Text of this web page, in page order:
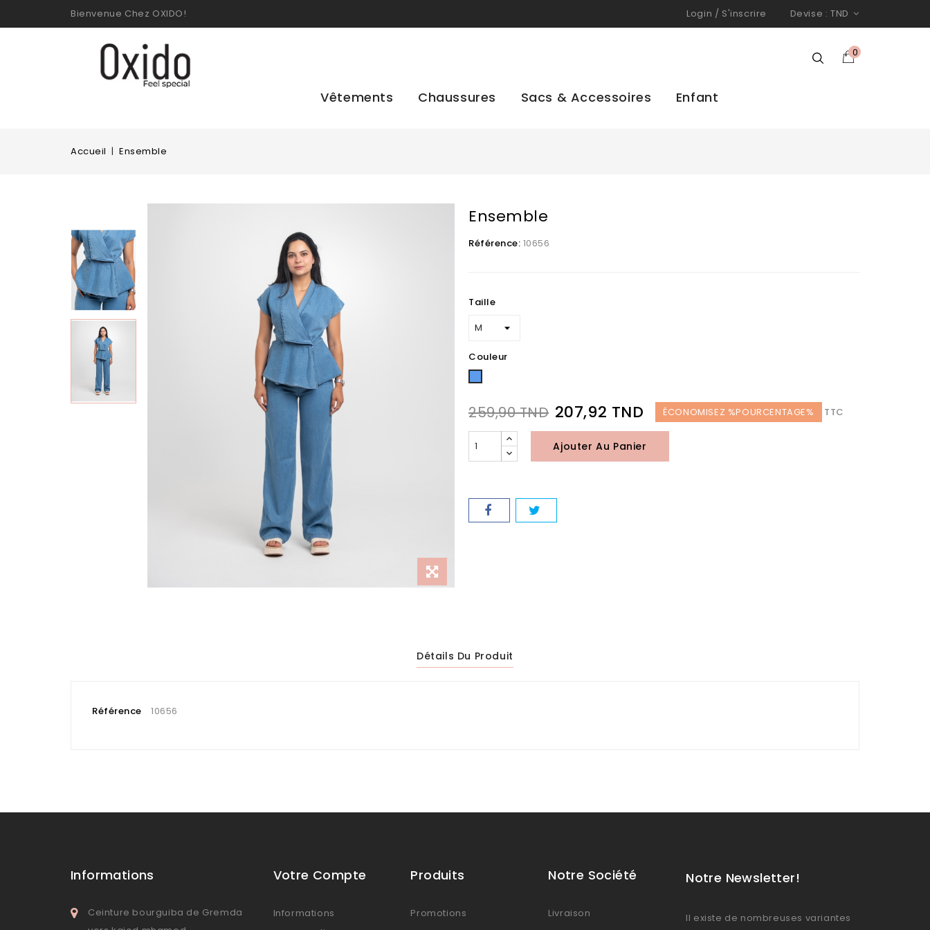
Bienvenue Chez OXIDO! Login / S'inscrire Devise : TND
0
Vêtements Chaussures Sacs & Accessoires Enfant
Accueil Ensemble
Ensemble
Référence: 10656
Taille
Couleur
Bleu
259,90 TND 207,92 TND ÉCONOMISEZ %POURCENTAGE% TTC
Ajouter Au Panier
Détails Du Produit
Référence 10656
Informations
Ceinture bourguiba de Gremda
Votre Compte
Informations
Produits
Promotions
Notre Société
Livraison
Notre Newsletter!
Il existe de nombreuses variantes